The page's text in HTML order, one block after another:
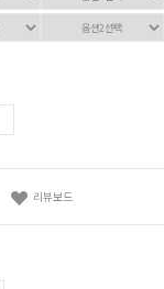
리뷰보드